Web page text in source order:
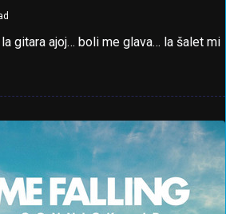
gitara ajoj… boli me glava… la šalet mi